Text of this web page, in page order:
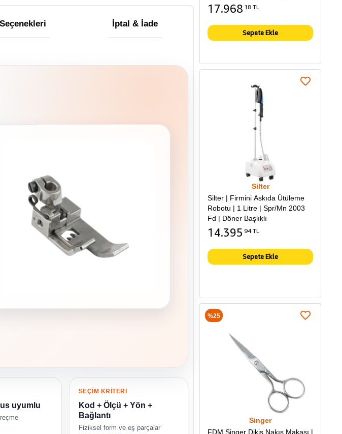
İptal & İade
uyumlu
SEÇİM KRİTERİ
Kod + Ölçü + Yön +
Bağlantı
Fiziksel form ve eş parçalar
Makinesi
17.968 18 TL
Sepete Ekle
Silter
Silter | Firmini Askıda Ütüleme
Robotu | 1 Litre | Spr/Mn 2003
Fd | Döner Başlıklı
14.395 94 TL
Sepete Ekle
Singer
FDM Singer Dikiş Nakış Makası |
%25